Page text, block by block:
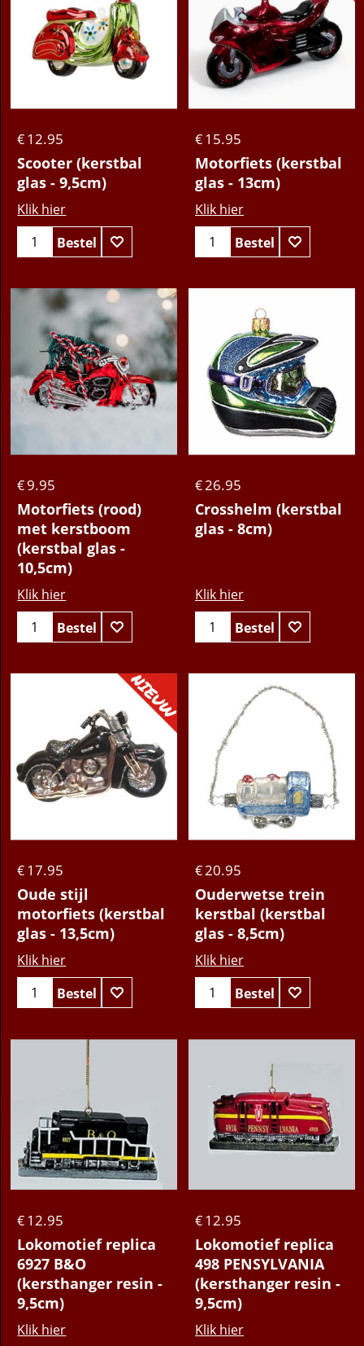
€12.95
Scooter (kerstbal
glas - 9,5cm)
Klik hier
Bestel
€15.95
Motorfiets (kerstbal
glas - 13cm)
Klik hier
Bestel
€9.95
Motorfiets (rood)
met kerstboom
(kerstbal glas -
10,5cm)
Klik hier
Bestel
€26.95
Crosshelm (kerstbal
glas - 8cm)
Klik hier
Bestel
€17.95
Oude stijl
motorfiets (kerstbal
glas - 13,5cm)
Klik hier
Bestel
€20.95
Ouderwetse trein
kerstbal (kerstbal
glas - 8,5cm)
Klik hier
Bestel
€12.95
Lokomotief replica
6927 B&O
(kersthanger resin -
9,5cm)
Klik hier
€12.95
Lokomotief replica
498 PENSYLVANIA
(kersthanger resin -
9,5cm)
Klik hier